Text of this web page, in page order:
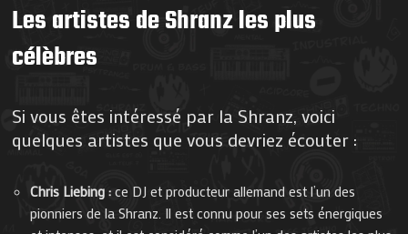
Les artistes de Shranz les plus
célèbres
Si vous êtes intéressé par la Shranz, voici
quelques artistes que vous devriez écouter :
Chris Liebing :ce DJ et producteur allemand est l’un des
pionniers de la Shranz. Il est connu pour ses sets énergiques